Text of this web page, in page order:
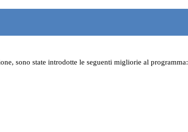
sono state introdotte le seguenti migliorie al programma: